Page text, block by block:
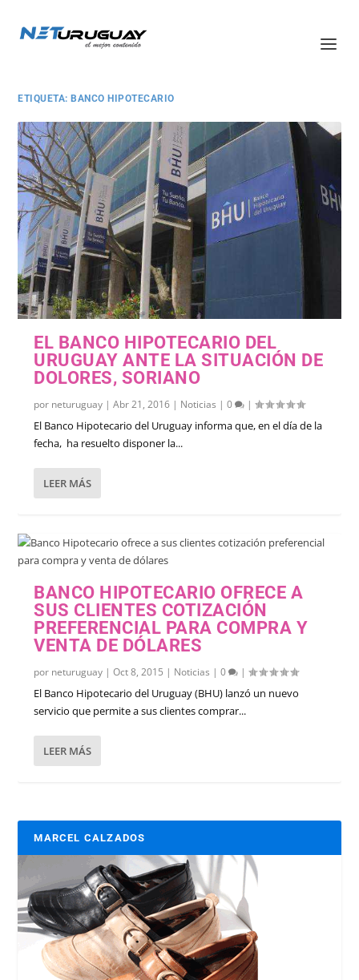
ETIQUETA: BANCO HIPOTECARIO
EL BANCO HIPOTECARIO DEL
URUGUAY ANTE LA SITUACIÓN DE
DOLORES, SORIANO
por neturuguay |Abr 21, 2016 | Noticias |0 |
El Banco Hipotecario del Uruguay informa que, en el día de la
fecha, ha resuelto disponer la...
LEER MÁS
BANCO HIPOTECARIO OFRECE A
SUS CLIENTES COTIZACIÓN
PREFERENCIAL PARA COMPRA Y
VENTA DE DÓLARES
por neturuguay |Oct 8, 2015 | Noticias |0 |
El Banco Hipotecario del Uruguay (BHU) lanzó un nuevo
servicio que permite a sus clientes comprar...
LEER MÁS
MARCEL CALZADOS